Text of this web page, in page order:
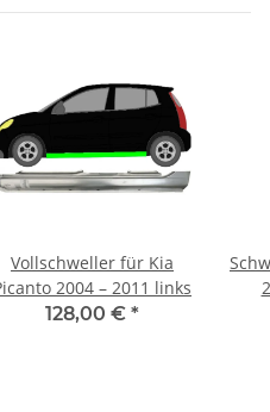
Vollschweller für Kia
2004 – 2011 links
128,00 € *